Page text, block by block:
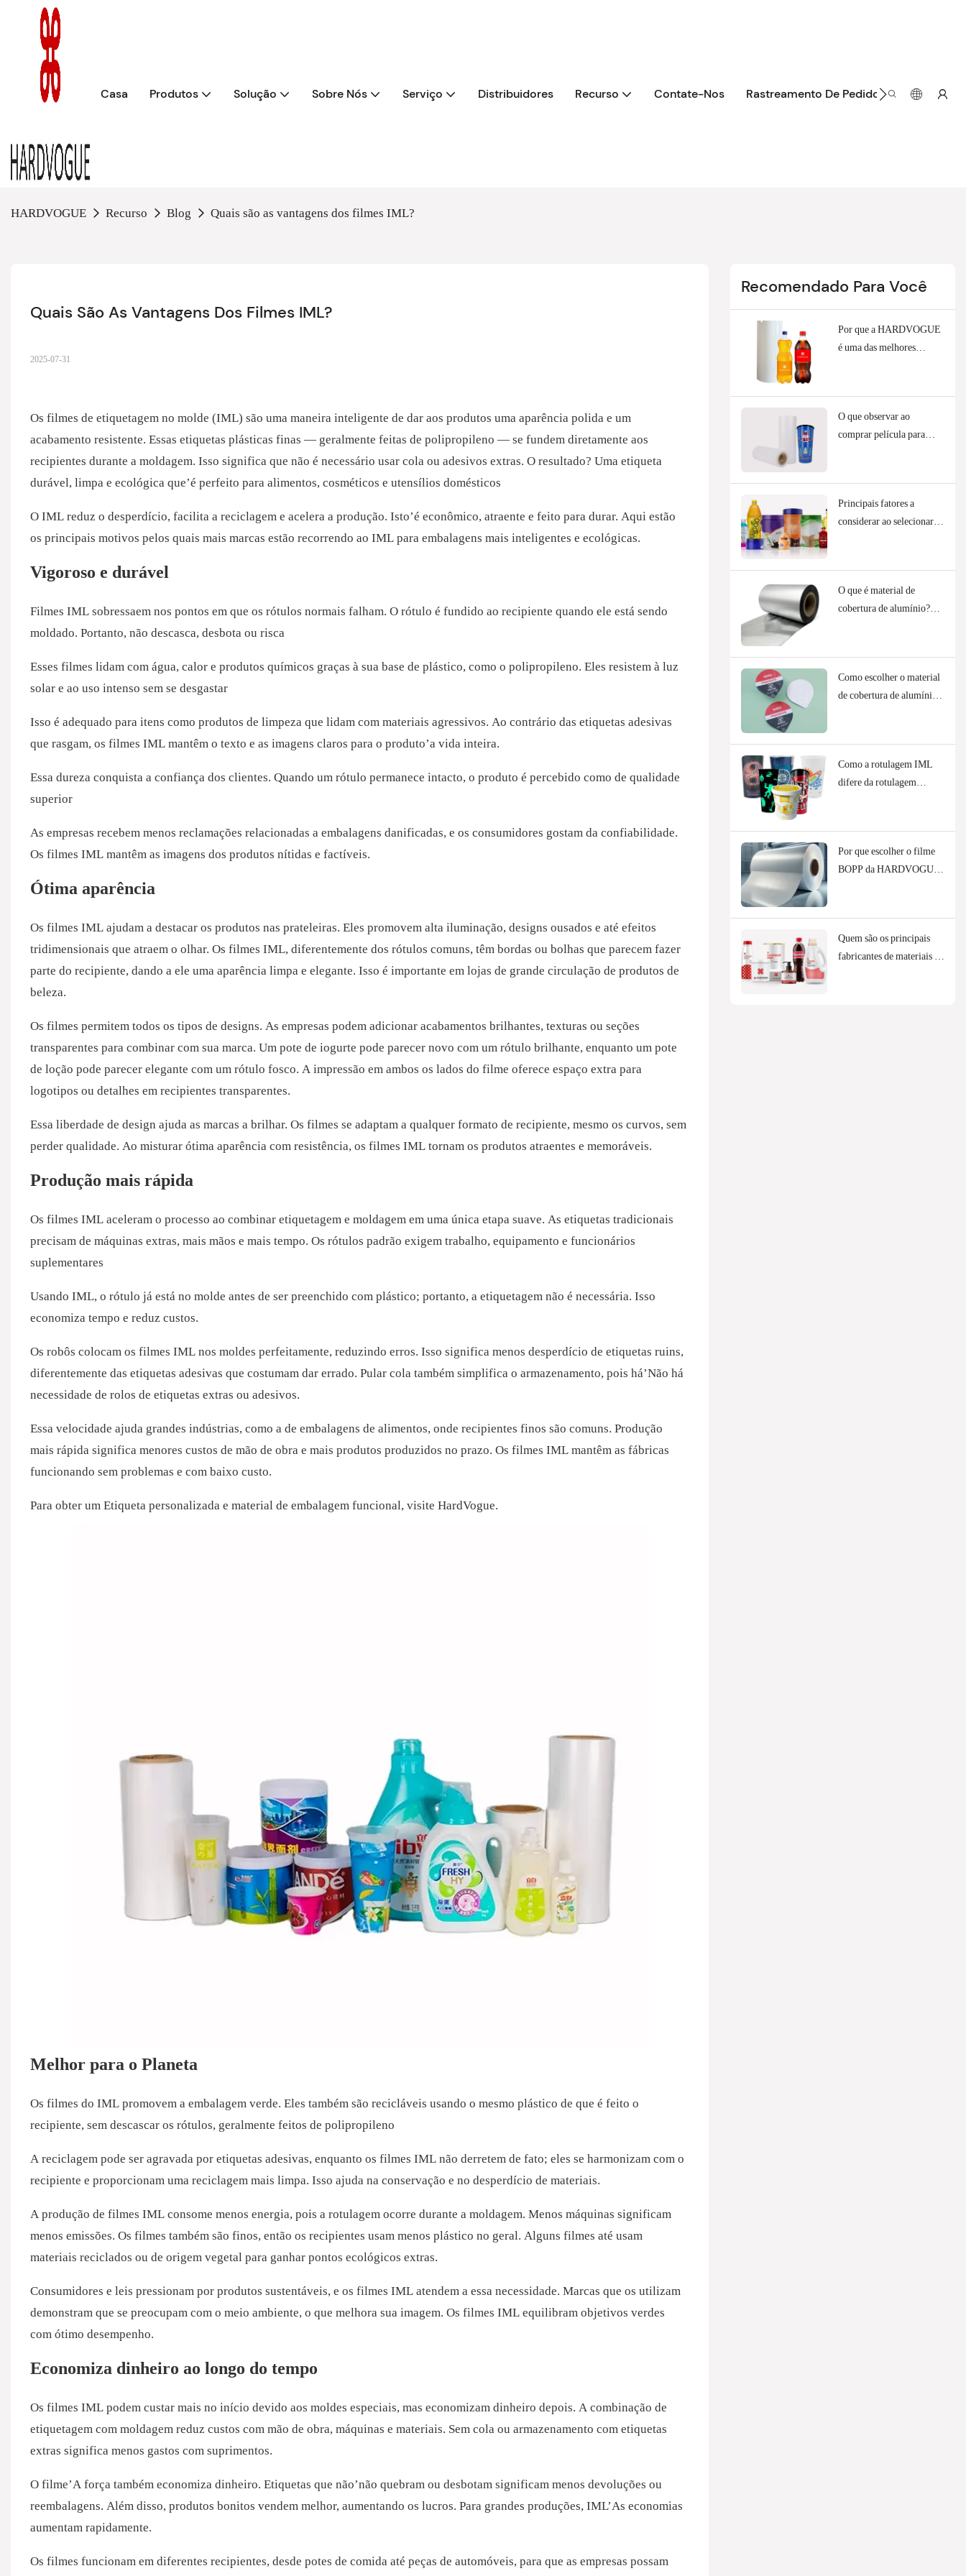
Casa Produtos Solução Sobre Nós Serviço Distribuidores Recurso Contate-Nos Rastreamento De Pedidos
HARDVOGUE Recurso Blog Quais são as vantagens dos filmes IML?
Quais São As Vantagens Dos Filmes IML?
2025-07-31
Os filmes de etiquetagem no molde (IML) são uma maneira inteligente de dar aos produtos uma aparência polida e um
acabamento resistente. Essas etiquetas plásticas finas — geralmente feitas de polipropileno — se fundem diretamente aos
recipientes durante a moldagem. Isso significa que não é necessário usar cola ou adesivos extras. O resultado? Uma etiqueta
durável, limpa e ecológica que’é perfeito para alimentos, cosméticos e utensílios domésticos
O IML reduz o desperdício, facilita a reciclagem e acelera a produção. Isto’é econômico, atraente e feito para durar. Aqui estão
os principais motivos pelos quais mais marcas estão recorrendo ao IML para embalagens mais inteligentes e ecológicas.
Vigoroso e durável
Filmes IML sobressaem nos pontos em que os rótulos normais falham. O rótulo é fundido ao recipiente quando ele está sendo
moldado. Portanto, não descasca, desbota ou risca
Esses filmes lidam com água, calor e produtos químicos graças à sua base de plástico, como o polipropileno. Eles resistem à luz
solar e ao uso intenso sem se desgastar
Isso é adequado para itens como produtos de limpeza que lidam com materiais agressivos. Ao contrário das etiquetas adesivas
que rasgam, os filmes IML mantêm o texto e as imagens claros para o produto’a vida inteira.
Essa dureza conquista a confiança dos clientes. Quando um rótulo permanece intacto, o produto é percebido como de qualidade
superior
As empresas recebem menos reclamações relacionadas a embalagens danificadas, e os consumidores gostam da confiabilidade.
Os filmes IML mantêm as imagens dos produtos nítidas e factíveis.
Ótima aparência
Os filmes IML ajudam a destacar os produtos nas prateleiras. Eles promovem alta iluminação, designs ousados e até efeitos
tridimensionais que atraem o olhar. Os filmes IML, diferentemente dos rótulos comuns, têm bordas ou bolhas que parecem fazer
parte do recipiente, dando a ele uma aparência limpa e elegante. Isso é importante em lojas de grande circulação de produtos de
beleza.
Os filmes permitem todos os tipos de designs. As empresas podem adicionar acabamentos brilhantes, texturas ou seções
transparentes para combinar com sua marca. Um pote de iogurte pode parecer novo com um rótulo brilhante, enquanto um pote
de loção pode parecer elegante com um rótulo fosco. A impressão em ambos os lados do filme oferece espaço extra para
logotipos ou detalhes em recipientes transparentes.
Essa liberdade de design ajuda as marcas a brilhar. Os filmes se adaptam a qualquer formato de recipiente, mesmo os curvos, sem
perder qualidade. Ao misturar ótima aparência com resistência, os filmes IML tornam os produtos atraentes e memoráveis.
Produção mais rápida
Os filmes IML aceleram o processo ao combinar etiquetagem e moldagem em uma única etapa suave. As etiquetas tradicionais
precisam de máquinas extras, mais mãos e mais tempo. Os rótulos padrão exigem trabalho, equipamento e funcionários
suplementares
Usando IML, o rótulo já está no molde antes de ser preenchido com plástico; portanto, a etiquetagem não é necessária. Isso
economiza tempo e reduz custos.
Os robôs colocam os filmes IML nos moldes perfeitamente, reduzindo erros. Isso significa menos desperdício de etiquetas ruins,
diferentemente das etiquetas adesivas que costumam dar errado. Pular cola também simplifica o armazenamento, pois há’Não há
necessidade de rolos de etiquetas extras ou adesivos.
Essa velocidade ajuda grandes indústrias, como a de embalagens de alimentos, onde recipientes finos são comuns. Produção
mais rápida significa menores custos de mão de obra e mais produtos produzidos no prazo. Os filmes IML mantêm as fábricas
funcionando sem problemas e com baixo custo.
Para obter um Etiqueta personalizada e material de embalagem funcional, visite HardVogue.
Melhor para o Planeta
Os filmes do IML promovem a embalagem verde. Eles também são recicláveis usando o mesmo plástico de que é feito o
recipiente, sem descascar os rótulos, geralmente feitos de polipropileno
A reciclagem pode ser agravada por etiquetas adesivas, enquanto os filmes IML não derretem de fato; eles se harmonizam com o
recipiente e proporcionam uma reciclagem mais limpa. Isso ajuda na conservação e no desperdício de materiais.
A produção de filmes IML consome menos energia, pois a rotulagem ocorre durante a moldagem. Menos máquinas significam
menos emissões. Os filmes também são finos, então os recipientes usam menos plástico no geral. Alguns filmes até usam
materiais reciclados ou de origem vegetal para ganhar pontos ecológicos extras.
Consumidores e leis pressionam por produtos sustentáveis, e os filmes IML atendem a essa necessidade. Marcas que os utilizam
demonstram que se preocupam com o meio ambiente, o que melhora sua imagem. Os filmes IML equilibram objetivos verdes
com ótimo desempenho.
Economiza dinheiro ao longo do tempo
Os filmes IML podem custar mais no início devido aos moldes especiais, mas economizam dinheiro depois. A combinação de
etiquetagem com moldagem reduz custos com mão de obra, máquinas e materiais. Sem cola ou armazenamento com etiquetas
extras significa menos gastos com suprimentos.
O filme’A força também economiza dinheiro. Etiquetas que não’não quebram ou desbotam significam menos devoluções ou
reembalagens. Além disso, produtos bonitos vendem melhor, aumentando os lucros. Para grandes produções, IML’As economias
aumentam rapidamente.
Os filmes funcionam em diferentes recipientes, desde potes de comida até peças de automóveis, para que as empresas possam
Recomendado Para Você
Por que a HARDVOGUE
é uma das melhores
O que observar ao
comprar película para
Principais fatores a
considerar ao selecionar
O que é material de
cobertura de alumínio?
Como escolher o material
de cobertura de alumínio
Como a rotulagem IML
difere da rotulagem
Por que escolher o filme
BOPP da HARDVOGUE
Quem são os principais
fabricantes de materiais de